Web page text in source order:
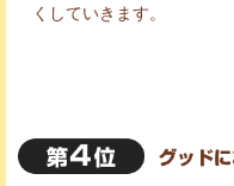
くしていきます。